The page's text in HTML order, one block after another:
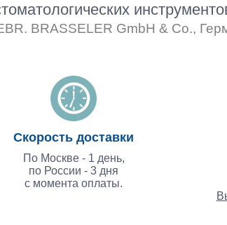
BRASSELER GmbH & Co.,
Скорость доставки
По Москве - 1 день,
по России - 3 дня
с момента оплаты.